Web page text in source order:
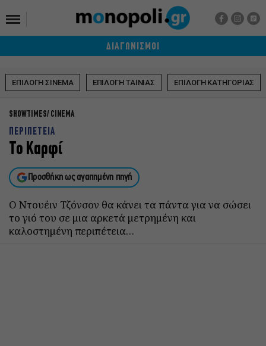
ΔΙΑΓΩΝΙΣΜΟΙ
ΕΠΙΛΟΓΗ ΣΙΝΕΜΑ ΕΠΙΛΟΓΗ ΤΑΙΝΙΑΣ ΕΠΙΛΟΓΗ ΚΑΤΗΓΟΡΙΑΣ
SHOWTIMES CINEMA
ΠΕΡΙΠΕΤΕΙΑ
Το Καρφί
Προσθήκη ως αγαπημένη πηγή
Ο Ντουέιν Τζόνσον θα κάνει τα πάντα για να σώσει
το γιό του σε μια αρκετά μετρημένη και
καλοστημένη περιπέτεια…